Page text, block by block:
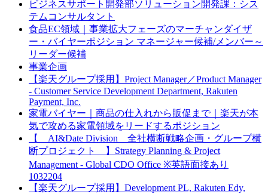
ビジネスサポート開発部ソリューション開発課：シス
テムコンサルタント
食品EC領域｜事業拡大フェーズのマーチャンダイザ
ー・バイヤーポジション マネージャー候補/メンバー～
リーダー候補
事業企画
【楽天グループ採用】Project Manager／Product Manager
- Customer Service Development Department, Rakuten
Payment, Inc.
家電バイヤー｜商品の仕入れから販促まで｜楽天が本
気で攻める家電領域をリードするポジション
【 AI&Date Division 全社横断戦略企画・グループ横
断プロジェクト 】Strategy Planning & Project
Management - Global CDO Office ※英語面接あり
1032204
【楽天グループ採用】Development PL, Rakuten Edy,